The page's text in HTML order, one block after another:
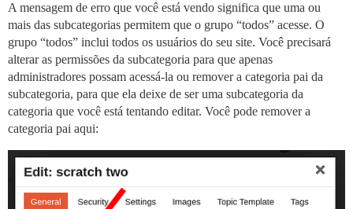
A mensagem de erro que você está vendo significa que uma ou
mais das subcategorias permitem que o grupo “todos” acesse. O
grupo “todos” inclui todos os usuários do seu site. Você precisará
alterar as permissões da subcategoria para que apenas
administradores possam acessá-la ou remover a categoria pai da
subcategoria, para que ela deixe de ser uma subcategoria da
categoria que você está tentando editar. Você pode remover a
categoria pai aqui: